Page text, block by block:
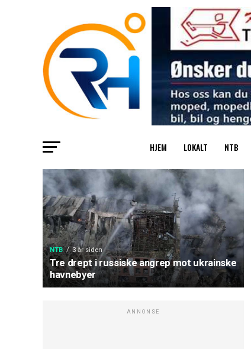
HJEM LOKALT NTB
NTB 3 år siden
Tre drept i russiske angrep mot ukrainske
havnebyer
ANNONSE